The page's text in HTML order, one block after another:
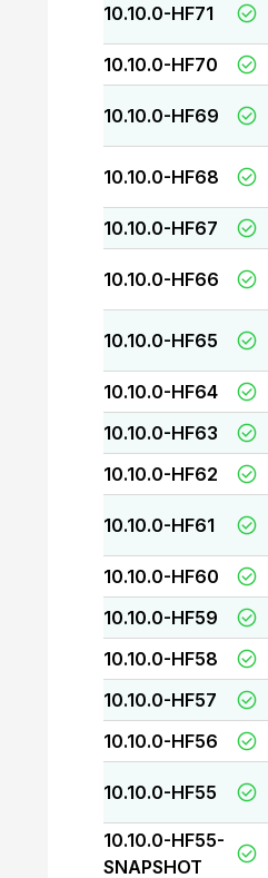
10.10.0-HF71
10.10.0-HF70
10.10.0-HF69
10.10.0-HF68
10.10.0-HF67
10.10.0-HF66
10.10.0-HF65
10.10.0-HF64
10.10.0-HF63
10.10.0-HF62
10.10.0-HF61
10.10.0-HF60
10.10.0-HF59
10.10.0-HF58
10.10.0-HF57
10.10.0-HF56
10.10.0-HF55
10.10.0-HF55-
SNAPSHOT